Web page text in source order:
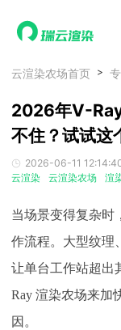
首页
产品服务
云制作
云渲染管理系
瑞兔百宝箱
AI视频插帧
云制作
云渲染管理系
瑞兔百宝箱
AI视频插帧
云制作
云渲染管理系
瑞兔百宝箱
AI视频插帧
云制作
云渲染管理系
瑞兔百宝箱
AI视频插帧
云制作
云渲染管理系
瑞兔百宝箱
AI视频插帧
云制作
云渲染管理系
瑞兔百宝箱
AI视频插帧
Maya云渲染
3ds Max云
Cinema 4D云
Maya AI渲染
Maya云渲染
3ds Max云
Cinema 4D云
Maya AI渲染
Maya云渲染
3ds Max云
Cinema 4D云
Maya AI渲染
Maya云渲染
3ds Max云
Cinema 4D云
Maya AI渲染
Maya云渲染
3ds Max云
Cinema 4D云
Maya AI渲染
Maya云渲染
3ds Max云
Cinema 4D云
Maya AI渲染
动画价格
效果图价格
云制作价格
动画价格
效果图价格
云制作价格
动画价格
效果图价格
云制作价格
动画价格
效果图价格
云制作价格
动画价格
效果图价格
云制作价格
动画价格
效果图价格
云制作价格
资讯&赛事
新闻资讯
渲染百科
渲染大赛
新闻资讯
渲染百科
渲染大赛
新闻资讯
渲染百科
渲染大赛
新闻资讯
渲染百科
渲染大赛
新闻资讯
渲染百科
渲染大赛
新闻资讯
渲染百科
渲染大赛
特惠专区
云渲染优惠攻
云渲染优惠攻
云渲染优惠攻
云渲染优惠攻
云渲染优惠攻
云渲染优惠攻
云渲染农场首页
2026年V-
不住？试试这
2026-06-11
云渲染
云渲染农场 渲
当场景变得复杂时
作流程。大型纹理
让单台工作站超出
Ray 渲染农场来加
因。